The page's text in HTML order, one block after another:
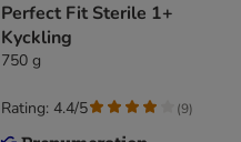
Perfect Fit Sterile 1+
Kyckling
750 g
Rating: 4.4/5 (9)